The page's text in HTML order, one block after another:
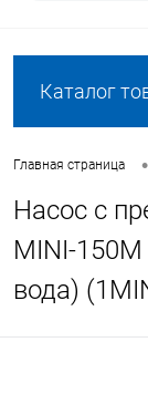
Каталог
Главная страница •
Насос с
MINI-
вода)